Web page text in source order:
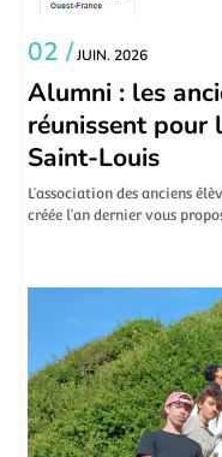
02 /JUIN. 2026
Alumni : les
réunissent pour
Saint-Louis
L’association des anciens
créée l’an dernier vous